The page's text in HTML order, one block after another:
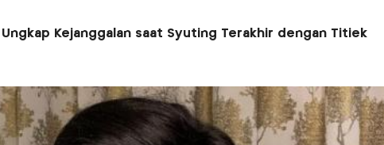
Kejanggalan saat Syuting Terakhir dengan Titiek